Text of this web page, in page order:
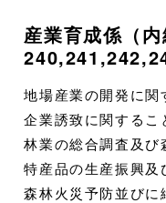
産業育成係（内
地場産業の開発に関
企業誘致に関するこ
林業の総合調査及び
特産品の生産振興及
森林火災予防並びに